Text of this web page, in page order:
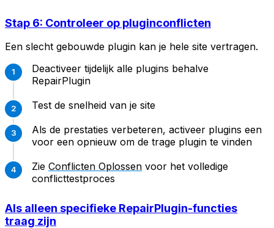
Stap 6: Controleer op pluginconflicten
Een slecht gebouwde plugin kan je hele site vertragen.
Deactiveer tijdelijk alle plugins behalve
RepairPlugin
Test de snelheid van je site
Als de prestaties verbeteren, activeer plugins een
voor een opnieuw om de trage plugin te vinden
Zie Conflicten Oplossen voor het volledige
conflicttestproces
Als alleen specifieke RepairPlugin-functies
traag zijn